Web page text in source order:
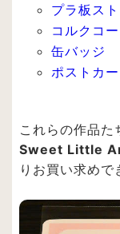
プラ板ス
コルクコ
缶バッジ
ポストカー
これらの作品た
Sweet Little
りお買い求めで